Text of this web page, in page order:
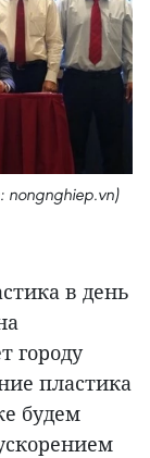
в день
городу
пластика
будем